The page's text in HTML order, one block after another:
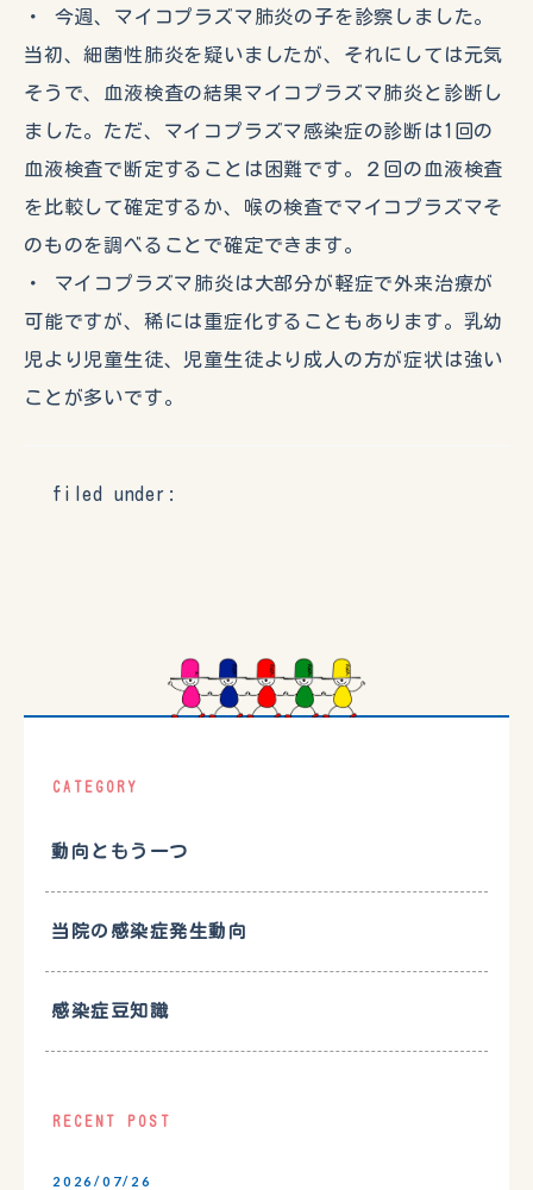
・ 今週、マイコプラズマ肺炎の子を診察しました。
当初、細菌性肺炎を疑いましたが、それにしては元気
そうで、血液検査の結果マイコプラズマ肺炎と診断し
ました。ただ、マイコプラズマ感染症の診断は1回の
血液検査で断定することは困難です。２回の血液検査
を比較して確定するか、喉の検査でマイコプラズマそ
のものを調べることで確定できます。
・ マイコプラズマ肺炎は大部分が軽症で外来治療が
可能ですが、稀には重症化することもあります。乳幼
児より児童生徒、児童生徒より成人の方が症状は強い
ことが多いです。
filed under:
CATEGORY
動向ともう一つ
当院の感染症発生動向
感染症豆知識
RECENT POST
2026/07/26